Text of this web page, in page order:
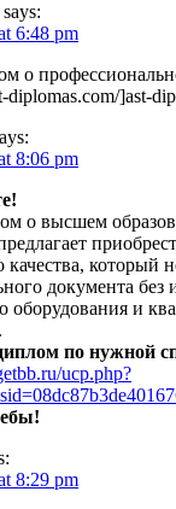
says:
6:48 pm
о
diplomas.com/]ast-
8:06 pm
о высшем
качества, который
документа без
оборудования и
по нужной
ucp.php?
8:29 pm